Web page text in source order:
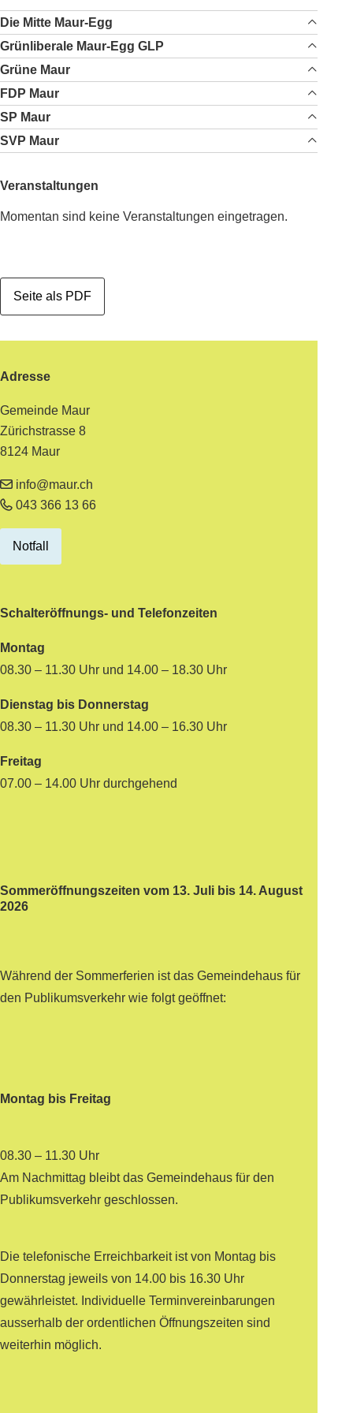
Die Mitte Maur-Egg
Grünliberale Maur-Egg GLP
Grüne Maur
FDP Maur
SP Maur
SVP Maur
Veranstaltungen
Momentan sind keine Veranstaltungen eingetragen.
Seite als PDF
Adresse
Gemeinde Maur
Zürichstrasse 8
8124 Maur
info@maur.ch
043 366 13 66
Notfall
Schalteröffnungs- und Telefonzeiten
Montag
08.30 – 11.30 Uhr und 14.00 – 18.30 Uhr
Dienstag bis Donnerstag
08.30 – 11.30 Uhr und 14.00 – 16.30 Uhr
Freitag
07.00 – 14.00 Uhr durchgehend
Sommeröffnungszeiten vom 13. Juli bis 14. August
2026
Während der Sommerferien ist das Gemeindehaus für
den Publikumsverkehr wie folgt geöffnet:
Montag bis Freitag
08.30 – 11.30 Uhr
Am Nachmittag bleibt das Gemeindehaus für den
Publikumsverkehr geschlossen.
Die telefonische Erreichbarkeit ist von Montag bis
Donnerstag jeweils von 14.00 bis 16.30 Uhr
gewährleistet. Individuelle Terminvereinbarungen
ausserhalb der ordentlichen Öffnungszeiten sind
weiterhin möglich.